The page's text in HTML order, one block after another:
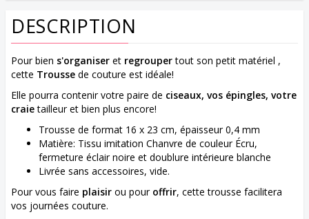
DESCRIPTION
Pour bien s'organiser et regroupertout son petit matériel ,
cette Trousse de couture est idéale!
Elle pourra contenir votre paire de ciseaux, vos épingles, votre
craietailleur et bien plus encore!
Trousse de format 16 x 23 cm, épaisseur 0,4 mm
Matière: Tissu imitation Chanvre de couleur Écru,
fermeture éclair noire et doublure intérieure blanche
Livrée sans accessoires, vide.
Pour vous faire plaisir ou pour offrir, cette trousse facilitera
vos journées couture.